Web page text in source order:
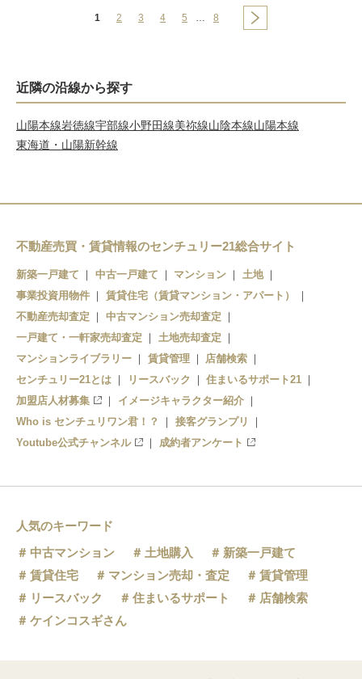
1 2 3 4 5 … 8
近隣の沿線から探す
山陽本線岩徳線宇部線小野田線美祢線山陰本線山陽本線
東海道・山陽新幹線
不動産売買・賃貸情報のセンチュリー21総合サイト
新築一戸建て 中古一戸建て マンション
土地
事業投資用物件
賃貸住宅（賃貸マンション・アパート）
不動産売却査定
中古マンション売却査定
一戸建て・一軒家売却査定
土地売却査定
マンションライブラリー
賃貸管理
店舗検索
センチュリー21とは
リースバック
住まいるサポート21
加盟店人材募集
イメージキャラクター紹介
Who is センチュリワン君！？
接客グランプリ
Youtube公式チャンネル
成約者アンケート
人気のキーワード
中古マンション
土地購入
新築一戸建て
賃貸住宅
マンション売却・査定
賃貸管理
リースバック
住まいるサポート
店舗検索
ケインコスギさん